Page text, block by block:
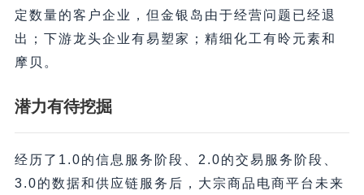
定数量的客户企业，但金银岛由于经营问题已经退
出；下游龙头企业有易塑家；精细化工有昤元素和
摩贝。
潜力有待挖掘
经历了1.0的信息服务阶段、2.0的交易服务阶段、
3.0的数据和供应链服务后，大宗商品电商平台未来